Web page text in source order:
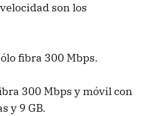
son los
fibra 300 Mbps.
300 Mbps y móvil con
y 9 GB.